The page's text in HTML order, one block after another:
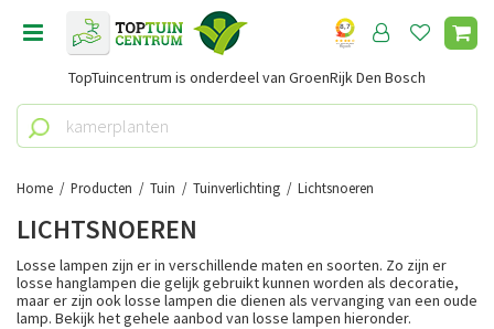
Home Producten Tuin Tuinverlichting Lichtsnoeren
TopTuincentrum is onderdeel van GroenRijk Den Bosch
LICHTSNOEREN
Losse lampen zijn er in verschillende maten en soorten. Zo zijn er
losse hanglampen die gelijk gebruikt kunnen worden als decoratie,
maar er zijn ook losse lampen die dienen als vervanging van een oude
lamp. Bekijk het gehele aanbod van losse lampen hieronder.